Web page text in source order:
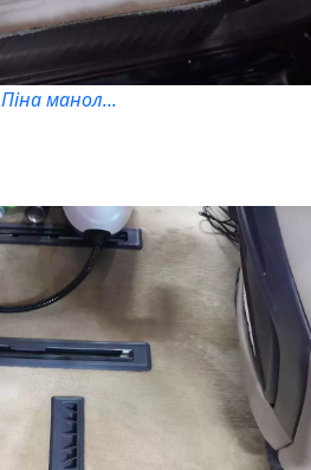
Піна манол...